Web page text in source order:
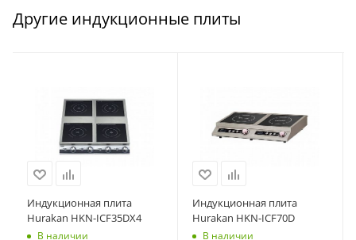
Другие индукционные плиты
Индукционная плита
Hurakan HKN-ICF35DX4
В наличии
Индукционная плита
Hurakan HKN-ICF70D
В наличии